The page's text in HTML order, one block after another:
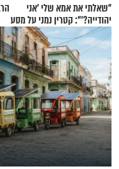
"שאלתי את אמא שלי 'אני
יהודייה?'": קטרין נמני על מסע
ההתחזקות המרגש